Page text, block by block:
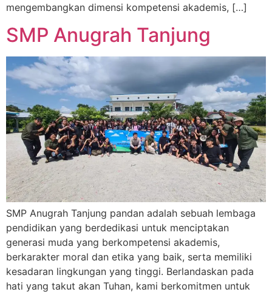
mengembangkan dimensi kompetensi akademis, […]
SMP Anugrah Tanjung
SMP Anugrah Tanjung pandan adalah sebuah lembaga
pendidikan yang berdedikasi untuk menciptakan
generasi muda yang berkompetensi akademis,
berkarakter moral dan etika yang baik, serta memiliki
kesadaran lingkungan yang tinggi. Berlandaskan pada
hati yang takut akan Tuhan, kami berkomitmen untuk